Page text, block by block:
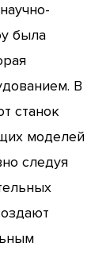
была
В
станок
моделей
следуя